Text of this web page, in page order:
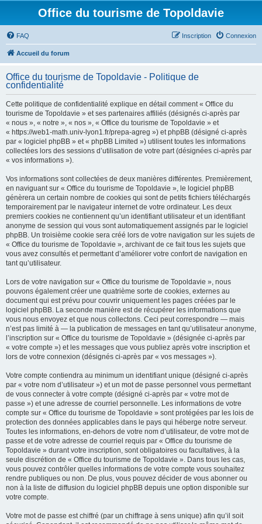
Office du tourisme de Topoldavie
FAQ Connexion
Inscription
Accueil du forum
Office du tourisme de Topoldavie - Politique de
confidentialité
Cette politique de confidentialité explique en détail comment « Office du
tourisme de Topoldavie » et ses partenaires affiliés (désignés ci-après par
« nous », « notre », « nos », « Office du tourisme de Topoldavie » et
« https://web1-math.univ-lyon1.fr/prepa-agreg ») et phpBB (désigné ci-après
par « logiciel phpBB » et « phpBB Limited ») utilisent toutes les informations
collectées lors des sessions d’utilisation de votre part (désignées ci-après par
« vos informations »).
Vos informations sont collectées de deux manières différentes. Premièrement,
en naviguant sur « Office du tourisme de Topoldavie », le logiciel phpBB
génèrera un certain nombre de cookies qui sont de petits fichiers téléchargés
temporairement par le navigateur internet de votre ordinateur. Les deux
premiers cookies ne contiennent qu’un identifiant utilisateur et un identifiant
anonyme de session qui vous sont automatiquement assignés par le logiciel
phpBB. Un troisième cookie sera créé lors de votre navigation sur les sujets de
« Office du tourisme de Topoldavie », archivant de ce fait tous les sujets que
vous avez consultés et permettant d’améliorer votre confort de navigation en
tant qu’utilisateur.
Lors de votre navigation sur « Office du tourisme de Topoldavie », nous
pouvons également créer une quatrième sorte de cookies, externes au
document qui est prévu pour couvrir uniquement les pages créées par le
logiciel phpBB. La seconde manière est de récupérer les informations que
vous nous envoyez et que nous collectons. Ceci peut correspondre — mais
n’est pas limité à — la publication de messages en tant qu’utilisateur anonyme,
l’inscription sur « Office du tourisme de Topoldavie » (désignée ci-après par
« votre compte ») et les messages que vous publiez après votre inscription et
lors de votre connexion (désignés ci-après par « vos messages »).
Votre compte contiendra au minimum un identifiant unique (désigné ci-après
par « votre nom d’utilisateur ») et un mot de passe personnel vous permettant
de vous connecter à votre compte (désigné ci-après par « votre mot de
passe ») et une adresse de courriel personnelle. Les informations de votre
compte sur « Office du tourisme de Topoldavie » sont protégées par les lois de
protection des données applicables dans le pays qui héberge notre serveur.
Toutes les informations, en-dehors de votre nom d’utilisateur, de votre mot de
passe et de votre adresse de courriel requis par « Office du tourisme de
Topoldavie » durant votre inscription, sont obligatoires ou facultatives, à la
seule discrétion de « Office du tourisme de Topoldavie ». Dans tous les cas,
vous pouvez contrôler quelles informations de votre compte vous souhaitez
rendre publiques ou non. De plus, vous pouvez décider de vous abonner ou
non à la liste de diffusion du logiciel phpBB depuis une option disponible sur
votre compte.
Votre mot de passe est chiffré (par un chiffrage à sens unique) afin qu’il soit